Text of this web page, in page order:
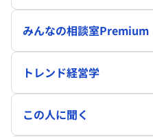
みんなの相談室Premium
トレンド経営学
この人に聞く